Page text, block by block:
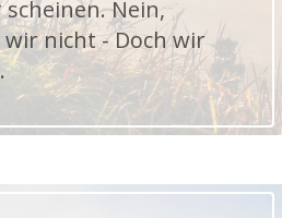
Nein,
nicht - Doch wir